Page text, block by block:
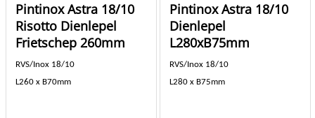
Pintinox Astra 18/10
Risotto Dienlepel
Frietschep 260mm
RVS/Inox 18/10
L260 x B70mm
Pintinox Astra 18/10
Dienlepel
L280xB75mm
RVS/Inox 18/10
L280 x B75mm